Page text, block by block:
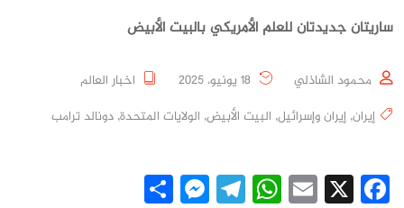
ساريتان جديدتان للعلم الأمريكي بالبيت الأبيض
محمود الشاذلي
اخبار العالم
إيران, إيران وإسرائيل, البيت الأبيض, الولايات المتحدة, دونالد ترامب
Facebook
X
Email
WhatsApp
Telegram
Messenger